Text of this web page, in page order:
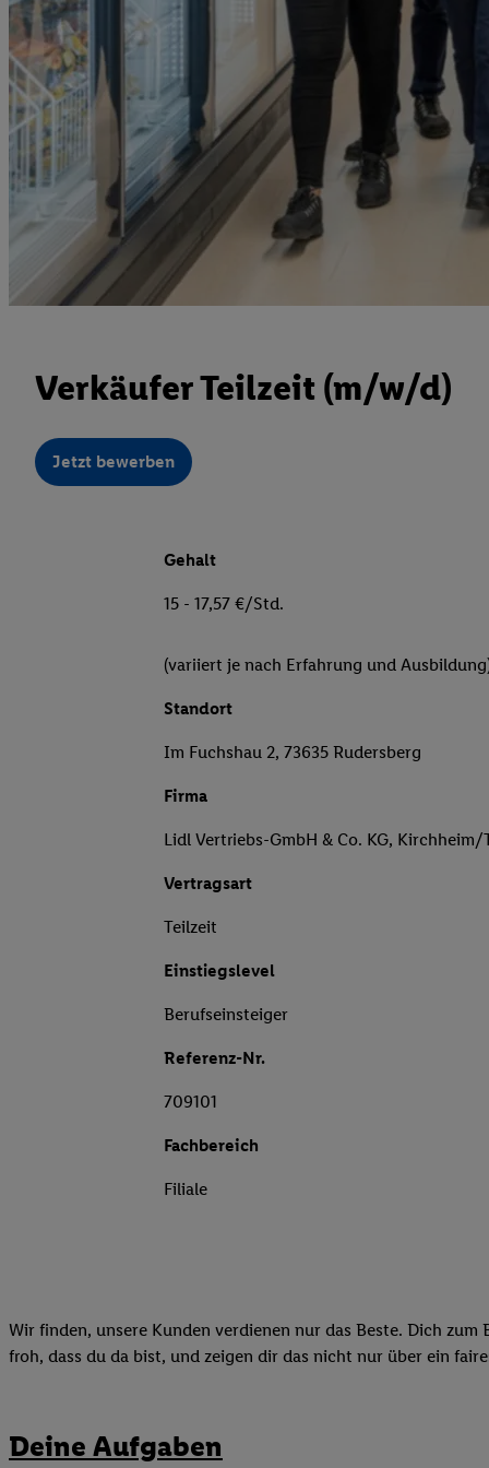
Verkäufer Teilzeit (m/w/d)
Jetzt bewerben
Gehalt
15 - 17,57 €/Std.
(variiert je nach Erfahrung und
Standort
Im Fuchshau 2, 73635 Rudersberg
Firma
Lidl Vertriebs-GmbH & Co. KG, Kirchheim/
Vertragsart
Teilzeit
Einstiegslevel
Berufseinsteiger
Referenz-Nr.
709101
Fachbereich
Filiale
Wir finden, unsere Kunden verdienen nur das Beste. Dich
froh, dass du da bist, und zeigen dir das nicht nur über ein
Deine Aufgaben